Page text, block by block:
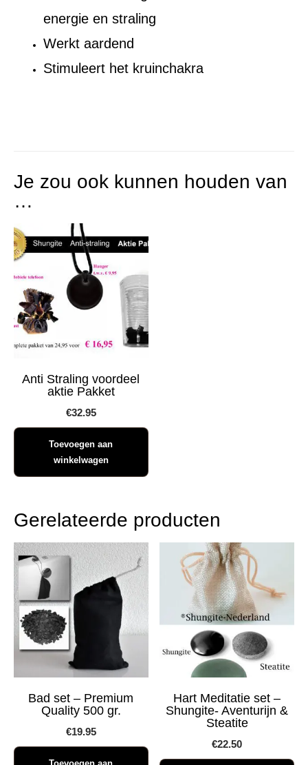
energie en straling
Werkt aardend
Stimuleert het kruinchakra
Je zou ook kunnen houden van
…
Anti Straling voordeel
aktie Pakket
€32.95
Toevoegen aan
winkelwagen
Gerelateerde producten
Bad set – Premium
Quality 500 gr.
€19.95
Hart Meditatie set –
Shungite- Aventurijn &
Steatite
€22.50